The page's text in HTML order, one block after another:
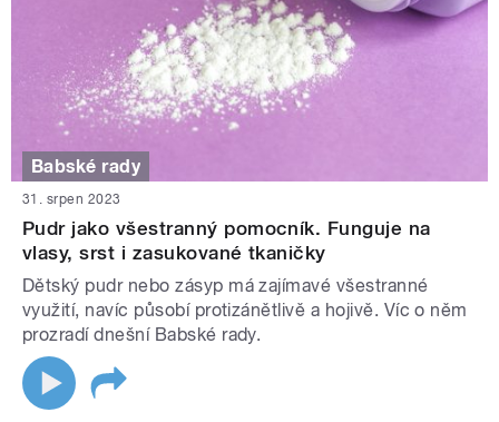
Babské rady
31. srpen 2023
Pudr jako všestranný pomocník. Funguje na
vlasy, srst i zasukované tkaničky
Dětský pudr nebo zásyp má zajímavé všestranné
využití, navíc působí protizánětlivě a hojivě. Víc o něm
prozradí dnešní Babské rady.